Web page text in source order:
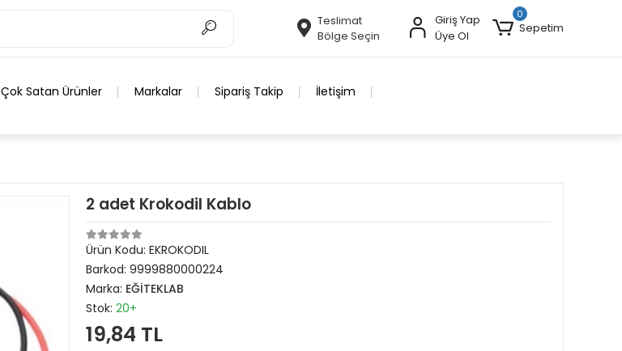
Teslimat
Bölge Seçin
Giriş Yap
Üye Ol
0
Sepetim
Çok Satan Ürünler Markalar Sipariş Takip İletişim
2 adet Krokodil Kablo
Ürün Kodu: EKROKODIL
Barkod: 9999880000224
Marka: EĞİTEKLAB
Stok: 20+
19,84 TL